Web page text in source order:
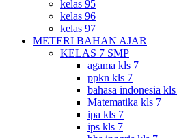
kelas 95
kelas 96
kelas 97
METERI BAHAN AJAR
KELAS 7 SMP
agama kls 7
ppkn kls 7
bahasa indonesia
Matematika kls 7
ipa kls 7
ips kls 7